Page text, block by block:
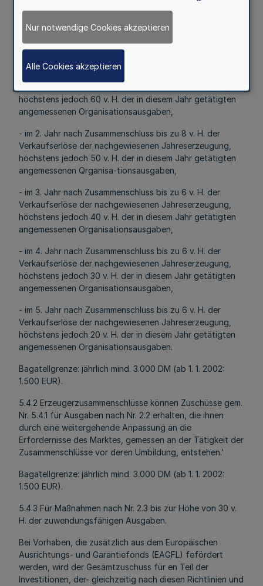
5.3 Form der Zuwendung: Zuschuss
5.4 Höhe der Zuwendung:
5.4.1 Für Maßnahmen nach Nr. 2. l1
- im 1. Jahr nach Zusammenschluss bis zu 10 v. H. der
höchstens jedoch 60 v. H. der in diesem Jahr getätigten
angemessenen Organisationsausgaben,
- im 2. Jahr nach Zusammenschluss bis zu 8 v. H. der
Verkaufserlöse der nachgewiesenen Jahreserzeugung,
höchstens jedoch 50 v. H. der in diesem Jahr getätigten
angemessenen Qrganisa-tionsausgaben,
- im 3. Jahr nach Zusammenschluss bis zu 6 v. H. der
Verkaufserlöse der nachgewiesenen Jahreserzeugung,
höchstens jedoch 40 v. H. der in diesem Jahr getätigten
angemessenen Organisationsausgaben,
- im 4. Jahr nach Zusammenschluss bis zu 6 v. H. der
Verkaufserlöse der nachgewiesenen Jahreserzeugung,
höchstens jedoch 30 v. H. der in diesem Jahr getätigten
angemessenen Organisationsausgaben,
- im 5. Jahr nach Zusammenschluss bis zu 6 v. H. der
Verkaufserlöse der nachgewiesenen Jahreserzeugung,
höchstens jedoch 20 v. H. der in diesem Jahr getätigten
angemessenen Organisationsausgaben.
Bagatellgrenze: jährlich mind. 3.000 DM (ab 1. 1. 2002:
1.500 EUR).
5.4.2 Erzeugerzusammenschlüsse können Zuschüsse gem.
Nr. 5.4.1 für Ausgaben nach Nr. 2.2 erhalten, die ihnen
durch eine weitergehende Anpassung an die
Erfordernisse des Marktes, gemessen an der Tätigkeit der
Zusammenschlüsse vor deren Umbildung, entstehen.'
Bagatellgrenze: jährlich mind. 3.000 DM (ab 1. 1. 2002:
1.500 EUR).
5.4.3 Für Maßnahmen nach Nr. 2.3 bis zur Höhe von 30 v.
H. der zuwendungsfähigen Ausgaben.
Bei Vorhaben, die zusätzlich aus dem Europäischen
Ausrichtungs- und Garantiefonds (EAGFL) fefördert
werden, wird der Gesämtzuschuss für en Teil der
Investitionen, der- gleichzeitig nach diesen Richtlinien und
Nur notwendige Cookies akzeptieren
Alle Cookies akzeptieren